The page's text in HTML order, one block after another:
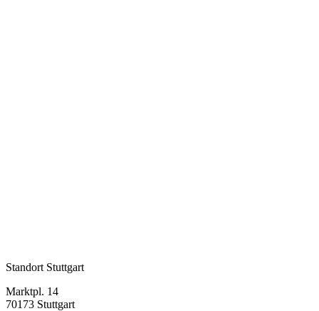
Standort Stuttgart
Marktpl. 14
70173 Stuttgart